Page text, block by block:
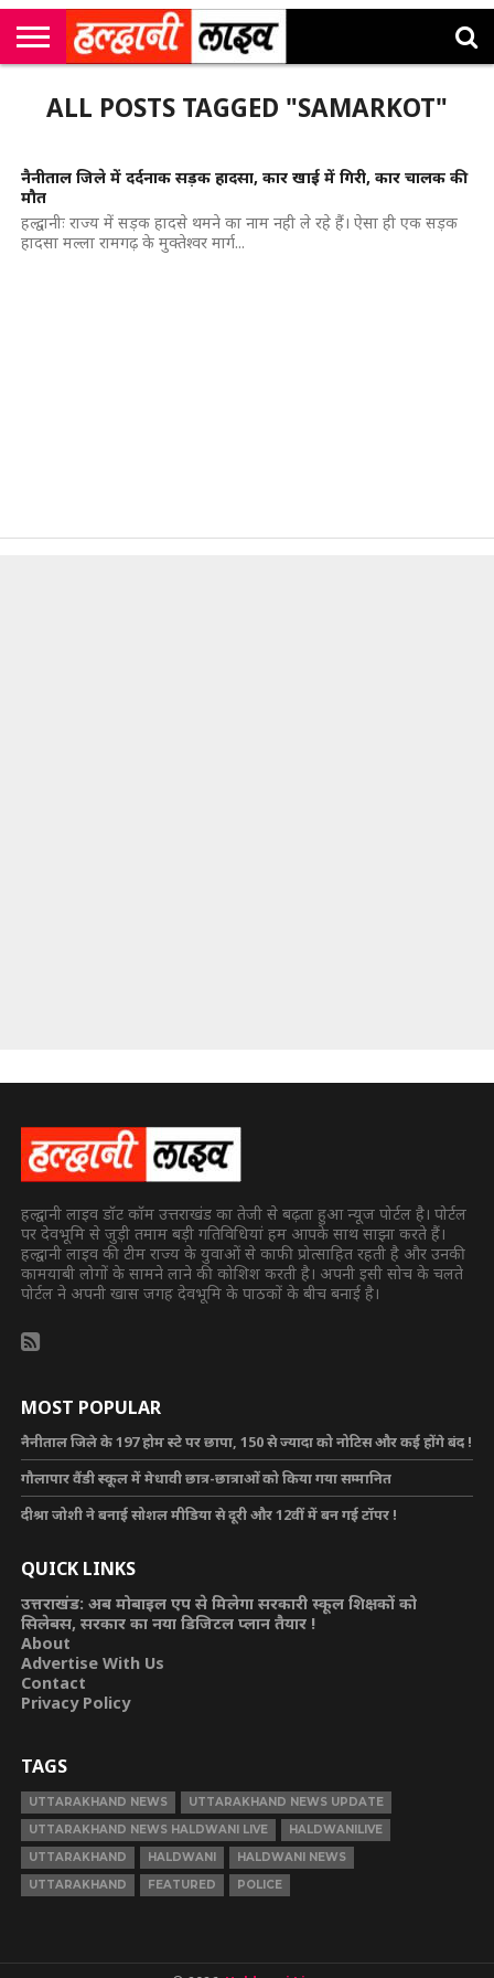
सी
एम
कॉर्नर
उत्तराखंड
न्यूज़
खेल
मनोरंजन
सम्पादकीय
जॉब
अलर्ट्स
ALL POSTS TAGGED "SAMARKOT"
नैनीताल जिले में दर्दनाक सड़क हादसा, कार खाई में गिरी, कार चालक की
मौत
हल्द्वानीः राज्य में सड़क हादसे थमने का नाम नही ले रहे हैं। ऐसा ही एक सड़क
हादसा मल्ला रामगढ़ के मुक्तेश्वर मार्ग...
हल्द्वानी लाइव डॉट कॉम उत्तराखंड का तेजी से बढ़ता हुआ न्यूज पोर्टल है। पोर्टल
पर देवभूमि से जुड़ी तमाम बड़ी गतिविधियां हम आपके साथ साझा करते हैं।
हल्द्वानी लाइव की टीम राज्य के युवाओं से काफी प्रोत्साहित रहती है और उनकी
कामयाबी लोगों के सामने लाने की कोशिश करती है। अपनी इसी सोच के चलते
पोर्टल ने अपनी खास जगह देवभूमि के पाठकों के बीच बनाई है।
MOST POPULAR
नैनीताल जिले के 197 होम स्टे पर छापा, 150 से ज्यादा को नोटिस और कई होंगे बंद !
गौलापार वैंडी स्कूल में मेधावी छात्र-छात्राओं को किया गया सम्मानित
दीश्रा जोशी ने बनाई सोशल मीडिया से दूरी और 12वीं में बन गई टॉपर !
QUICK LINKS
उत्तराखंड: अब मोबाइल एप से मिलेगा सरकारी स्कूल शिक्षकों को
सिलेबस, सरकार का नया डिजिटल प्लान तैयार !
About
Advertise With Us
Contact
Privacy Policy
TAGS
UTTARAKHAND NEWS
UTTARAKHAND NEWS UPDATE
UTTARAKHAND NEWS HALDWANI LIVE
HALDWANILIVE
UTTARAKHAND
HALDWANI
HALDWANI NEWS
UTTARAKHAND
FEATURED POLICE